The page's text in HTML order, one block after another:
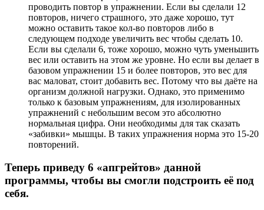
проводить повтор в упражнении. Если вы сделали 12
повторов, ничего страшного, это даже хорошо, тут
можно оставить такое кол-во повторов либо в
следующем подходе увеличить вес чтобы сделать 10.
Если вы сделали 6, тоже хорошо, можно чуть уменьшить
вес или оставить на этом же уровне. Но если вы делает в
базовом упражнении 15 и более повторов, это вес для
вас маловат, стоит добавить вес. Потому что вы даёте на
организм должной нагрузки. Однако, это применимо
только к базовым упражнениям, для изолированных
упражнений с небольшим весом это абсолютно
нормальная цифра. Они необходимы для так сказать
«забивки» мышцы. В таких упражнения норма это 15-20
повторений.
Теперь приведу 6 «апгрейтов» данной
программы, чтобы вы смогли подстроить её под
себя.